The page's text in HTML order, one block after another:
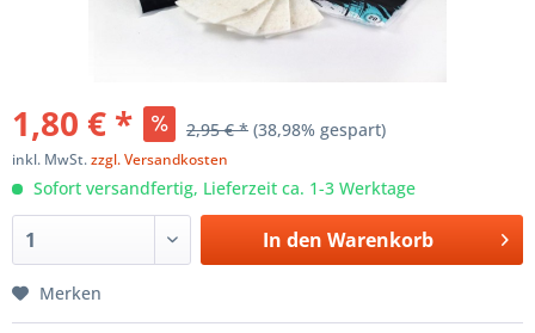
1,80 € * 2,95 € * (38,98% gespart)
inkl. MwSt.zzgl. Versandkosten
Sofort versandfertig, Lieferzeit ca. 1-3 Werktage
In den Warenkorb
Merken